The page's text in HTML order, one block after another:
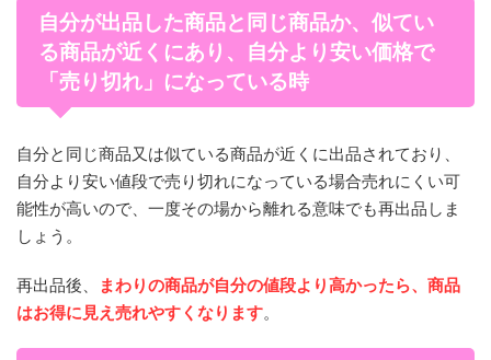
自分が出品した商品と同じ商品か、似てい
る商品が近くにあり、自分より安い価格で
「売り切れ」になっている時
自分と同じ商品又は似ている商品が近くに出品されており、
自分より安い値段で売り切れになっている場合売れにくい可
能性が高いので、一度その場から離れる意味でも再出品しま
しょう。
再出品後、
まわりの商品が自分の値段より高かったら、商品
はお得に見え売れやすくなります。